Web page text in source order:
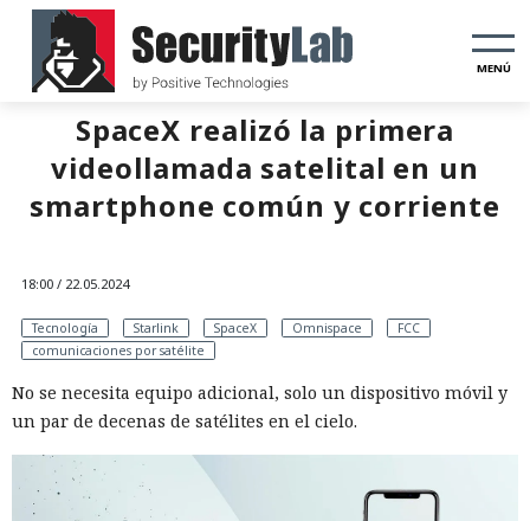
MENÚ
SpaceX realizó la primera
videollamada satelital en un
smartphone común y corriente
18:00 / 22.05.2024
Tecnología Starlink SpaceX Omnispace
FCC
comunicaciones por satélite
No se necesita equipo adicional, solo un dispositivo móvil y
un par de decenas de satélites en el cielo.